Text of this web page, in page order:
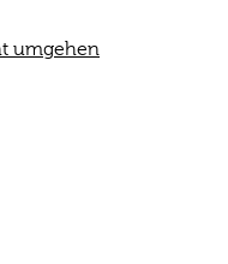
umgehen